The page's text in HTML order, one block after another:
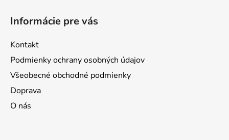
Informácie pre vás
Kontakt
Podmienky ochrany osobných údajov
Všeobecné obchodné podmienky
Doprava
O nás